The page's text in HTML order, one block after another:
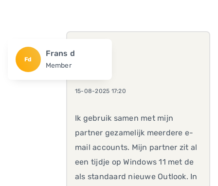
Fd
Frans d
Member
15-08-2025 17:20
Ik gebruik samen met mijn
partner gezamelijk meerdere e-
mail accounts. Mijn partner zit al
een tijdje op Windows 11 met de
als standaard nieuwe Outlook. In